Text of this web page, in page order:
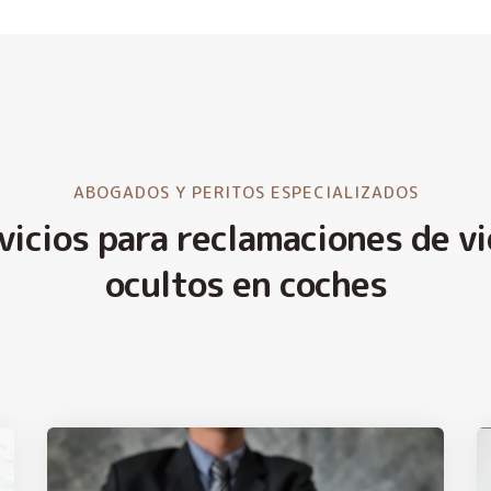
ABOGADOS Y PERITOS ESPECIALIZADOS
para reclamaciones de
ocultos en coches